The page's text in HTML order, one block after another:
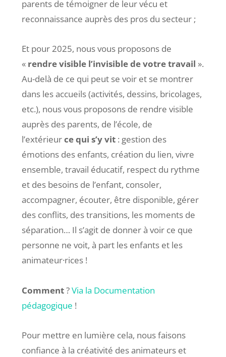
parents de témoigner de leur vécu et
reconnaissance auprès des pros du secteur ;
Et pour 2025, nous vous proposons de
« rendre visible l’invisible de votre travail ».
Au-delà de ce qui peut se voir et se montrer
dans les accueils (activités, dessins, bricolages,
etc.), nous vous proposons de rendre visible
auprès des parents, de l’école, de
l’extérieurce qui s’y vit: gestion des
émotions des enfants, création du lien, vivre
ensemble, travail éducatif, respect du rythme
et des besoins de l’enfant, consoler,
accompagner, écouter, être disponible, gérer
des conflits, des transitions, les moments de
séparation… Il s’agit de donner à voir ce que
personne ne voit, à part les enfants et les
animateur·rices !
Comment?Via la Documentation
pédagogique !
Pour mettre en lumière cela, nous faisons
confiance à la créativité des animateurs et